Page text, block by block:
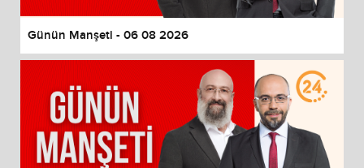
Günün Manşeti - 06 08 2026